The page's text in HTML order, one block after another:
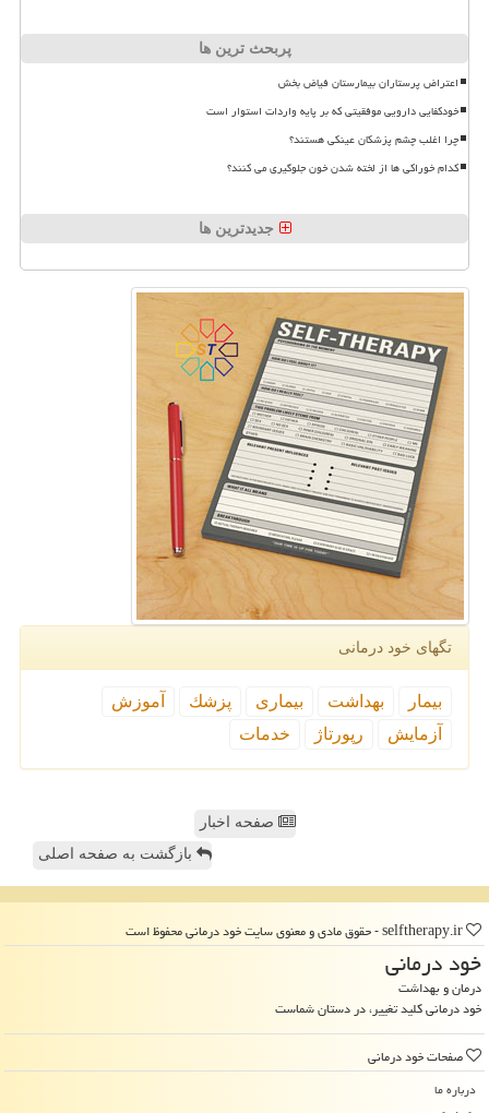
پربحث ترین ها
اعتراض پرستاران بیمارستان فیاض بخش
خودکفایی دارویی موفقیتی که بر پایه واردات استوار است
چرا اغلب چشم پزشکان عینکی هستند؟
کدام خوراکی ها از لخته شدن خون جلوگیری می کنند؟
جدیدترین ها
تگهای خود درمانی
بیمار بهداشت بیماری پزشك
آموزش
آزمایش
رپورتاژ خدمات
صفحه اخبار
بازگشت به صفحه اصلی
خود درمانی
درمان و بهداشت
خود درمانی کلید تغییر، در دستان شماست
صفحات خود درمانی
درباره ما